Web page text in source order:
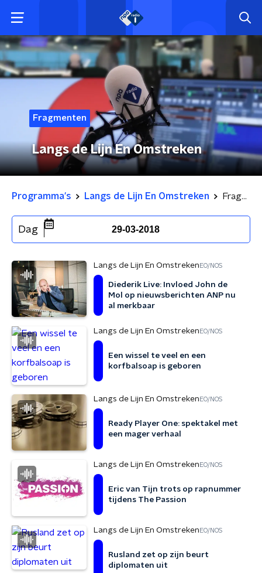
Fragmenten
Langs de Lijn En Omstreken
Programma's Langs de Lijn En Omstreken Fragmenten
Dag 29-03-2018
Langs de Lijn En Omstreken EO/NOS
Diederik Live: Invloed John de
Mol op nieuwsberichten ANP nu
al merkbaar
Langs de Lijn En Omstreken EO/NOS
Een wissel te veel en een
korfbalsoap is geboren
Langs de Lijn En Omstreken EO/NOS
Ready Player One: spektakel met
een mager verhaal
Langs de Lijn En Omstreken EO/NOS
Eric van Tijn trots op rapnummer
tijdens The Passion
Langs de Lijn En Omstreken EO/NOS
Rusland zet op zijn beurt
diplomaten uit